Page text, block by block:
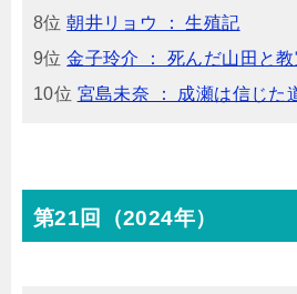
8位朝井リョウ ： 生殖記
9位金子玲介 ： 死んだ山田と教
10位 宮島未奈 ： 成瀬は信じた
第21回（2024年）